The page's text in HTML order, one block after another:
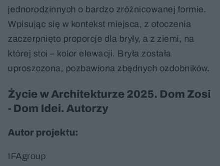
jednorodzinnych o bardzo zróżnicowanej formie.
Wpisując się w kontekst miejsca, z otoczenia
zaczerpnięto proporcje dla bryły, a z ziemi, na
której stoi – kolor elewacji. Bryła została
uproszczona, pozbawiona zbędnych ozdobników.
Życie w Architekturze 2025. Dom Zosi
- Dom Idei. Autorzy
Autor projektu:
IFAgroup